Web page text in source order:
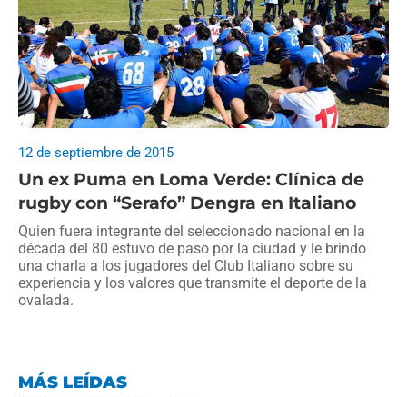
Un ex Puma en Loma Verde: Clínica de
rugby con “Serafo” Dengra en Italiano
12 de septiembre de 2015
Quien fuera integrante del seleccionado nacional en la
década del 80 estuvo de paso por la ciudad y le brindó
una charla a los jugadores del Club Italiano sobre su
experiencia y los valores que transmite el deporte de la
ovalada.
MÁS LEÍDAS